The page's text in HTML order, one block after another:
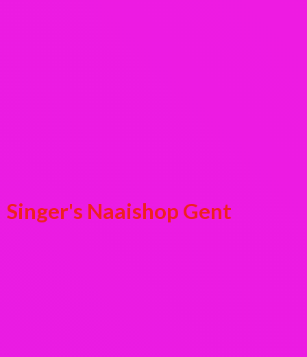
Singer's Naaishop Gent